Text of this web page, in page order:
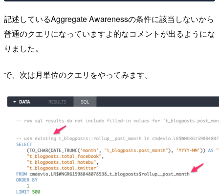
記述しているAggregate Awarenessの条件に該当しないから
普通のクエリになっていますよ的なコメントが出るようにな
りました。
で、次は月単位のクエリをやってみます。